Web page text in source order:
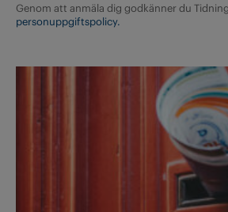
Genom att anmäla dig godkänner du
personuppgiftspolicy.